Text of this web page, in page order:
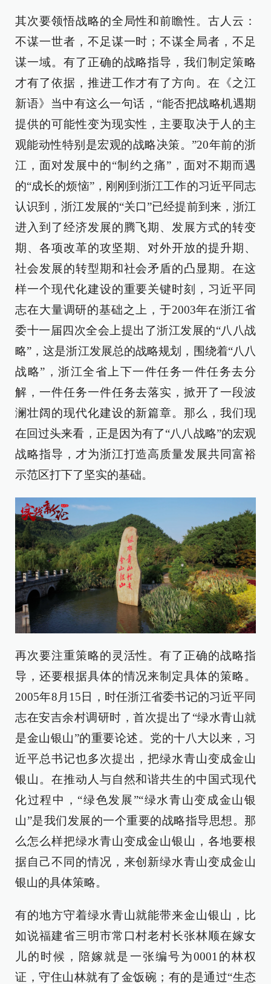
其次要领悟战略的全局性和前瞻性。古人云：
不谋一世者，不足谋一时；不谋全局者，不足
谋一域。有了正确的战略指导，我们制定策略
才有了依据，推进工作才有了方向。在《之江
新语》当中有这么一句话，“能否把战略机遇期
提供的可能性变为现实性，主要取决于人的主
观能动性特别是宏观的战略决策。”20年前的浙
江，面对发展中的“制约之痛”，面对不期而遇
的“成长的烦恼”，刚刚到浙江工作的习近平同志
认识到，浙江发展的“关口”已经提前到来，浙江
进入到了经济发展的腾飞期、发展方式的转变
期、各项改革的攻坚期、对外开放的提升期、
社会发展的转型期和社会矛盾的凸显期。在这
样一个现代化建设的重要关键时刻，习近平同
志在大量调研的基础之上，于2003年在浙江省
委十一届四次全会上提出了浙江发展的“八八战
略”，这是浙江发展总的战略规划，围绕着“八八
战略”，浙江全省上下一件任务一件任务去分
解，一件任务一件任务去落实，掀开了一段波
澜壮阔的现代化建设的新篇章。那么，我们现
在回过头来看，正是因为有了“八八战略”的宏观
战略指导，才为浙江打造高质量发展共同富裕
示范区打下了坚实的基础。
再次要注重策略的灵活性。有了正确的战略指
导，还要根据具体的情况来制定具体的策略。
2005年8月15日，时任浙江省委书记的习近平同
志在安吉余村调研时，首次提出了“绿水青山就
是金山银山”的重要论述。党的十八大以来，习
近平总书记也多次提出，把绿水青山变成金山
银山。在推动人与自然和谐共生的中国式现代
化过程中，“绿色发展”“绿水青山变成金山银
山”是我们发展的一个重要的战略指导思想。那
么怎么样把绿水青山变成金山银山，各地要根
据自己不同的情况，来创新绿水青山变成金山
银山的具体策略。
有的地方守着绿水青山就能带来金山银山，比
如说福建省三明市常口村老村长张林顺在嫁女
儿的时候，陪嫁就是一张编号为0001的林权
证，守住山林就有了金饭碗；有的是通过“生态